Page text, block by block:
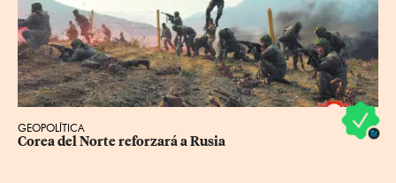
GEOPOLÍTICA
Corea del Norte reforzará a Rusia